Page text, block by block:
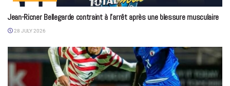
Jean-Ricner Bellegarde contraint à l’arrêt après une blessure musculaire
28 JULY 2026